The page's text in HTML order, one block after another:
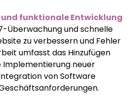
und funktionale Entwicklung
Überwachung und schnelle
zu verbessern und Fehler
umfasst das Hinzufügen
Implementierung neuer
von Software